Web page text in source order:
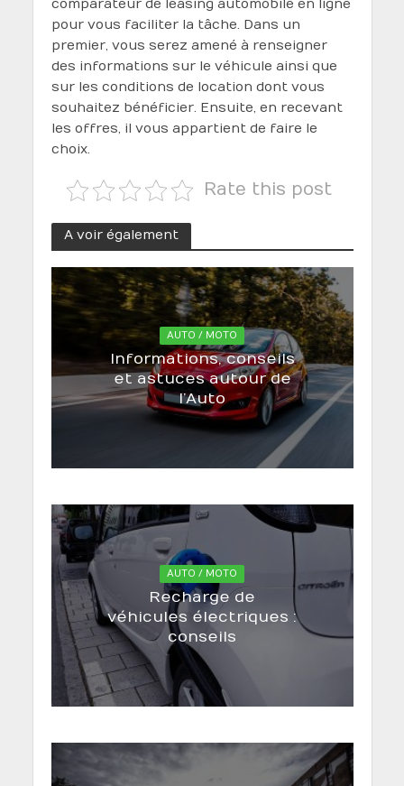
comparateur de leasing automobile en ligne
pour vous faciliter la tâche. Dans un
premier, vous serez amené à renseigner
des informations sur le véhicule ainsi que
sur les conditions de location dont vous
souhaitez bénéficier. Ensuite, en recevant
les offres, il vous appartient de faire le
choix.
Rate this post
A voir également
AUTO / MOTO
Informations, conseils
et astuces autour de
l’Auto
AUTO / MOTO
Recharge de
véhicules électriques :
conseils